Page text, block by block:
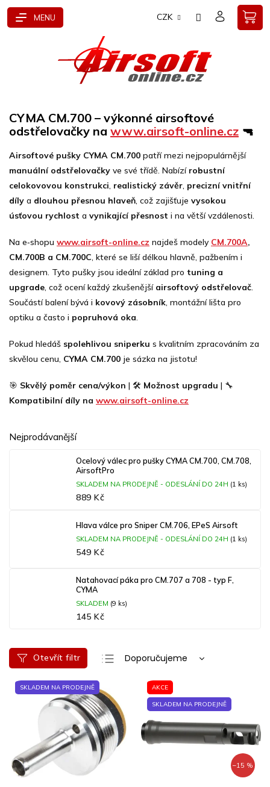
Přejít
CZK
CYMA CM.700 – výkonné airsoftové
odstřelovačky na www.airsoft-online.cz 🔫
Airsoftové pušky CYMA CM.700 patří mezi nejpopulárnější
manuální odstřelovačky ve své třídě. Nabízí robustní
celokovovou konstrukci realistický závěr precizní vnitřní
díly a dlouhou přesnou hlaveň , což zajišťuje vysokou
úsťovou rychlost a vynikající přesnost i na větší vzdálenosti.
Na e‑shopu www.airsoft-online.cz najdeš modely CM.700A,
CM.700B a CM.700C , které se liší délkou hlavně, pažbením i
designem. Tyto pušky jsou ideální základ pro tuning a
upgrade , což ocení každý zkušenější airsoftový odstřelovač
Součástí balení bývá i kovový zásobník , montážní lišta pro
optiku a často i popruhová oka
Pokud hledáš spolehlivou sniperku s kvalitním zpracováním za
skvělou cenu, CYMA CM.700 je sázka na jistotu!
🎯 Skvělý poměr cena/výkon | 🛠️ Možnost upgradu | 🔧
Kompatibilní díly na www.airsoft-online.cz
Nejprodávanější
Ocelový válec pro pušky CYMA CM.700, CM.708,
AirsoftPro
SKLADEM NA PRODEJNĚ - ODESLÁNÍ DO 24H (1 ks)
889 Kč
Hlava válce pro Sniper CM.706, EPeS Airsoft
SKLADEM NA PRODEJNĚ - ODESLÁNÍ DO 24H (1 ks)
549 Kč
Natahovací páka pro CM.707 a 708 - typ F,
CYMA
SKLADEM (9 ks)
145 Kč
Ř
a
z
e
n
í
p
r
o
d
Doporučujeme
Nejlevnější
Nejdražší
Nejprodávanější
Abecedně
Otevřít filtr
V
r
o
SKLADEM NA PRODEJNĚ AKCE
SKLADEM NA PRODEJNĚ
–15 %